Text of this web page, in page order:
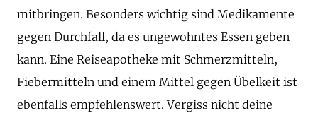
mitbringen. Besonders wichtig sind Medikamente
gegen Durchfall, da es ungewohntes Essen geben
kann. Eine Reiseapotheke mit Schmerzmitteln,
Fiebermitteln und einem Mittel gegen Übelkeit ist
ebenfalls empfehlenswert. Vergiss nicht deine